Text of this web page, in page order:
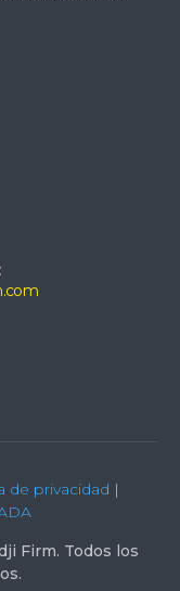
de privacidad |
Firm. Todos los